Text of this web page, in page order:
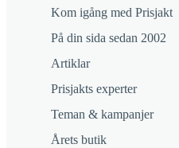
Kom igång med Prisjakt
På din sida sedan 2002
Artiklar
Prisjakts experter
Teman & kampanjer
Årets butik